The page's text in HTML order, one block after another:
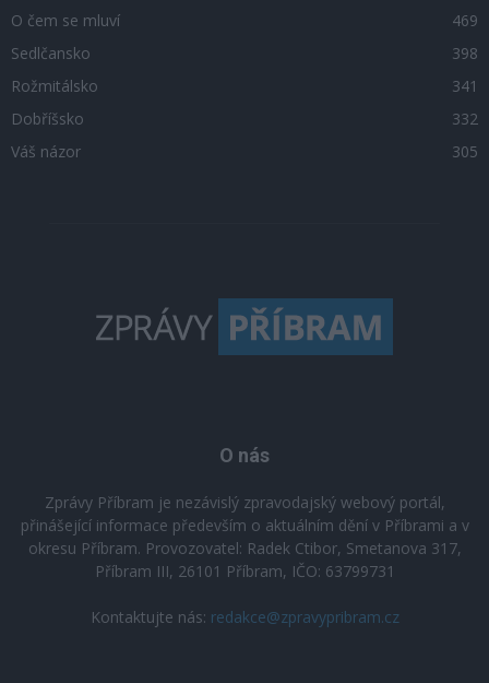
O čem se mluví
469
Sedlčansko
398
Rožmitálsko
341
Dobříšsko
332
Váš názor
305
O nás
Zprávy Příbram je nezávislý zpravodajský webový portál,
přinášející informace především o aktuálním dění v Příbrami a v
okresu Příbram. Provozovatel: Radek Ctibor, Smetanova 317,
Příbram III, 26101 Příbram, IČO: 63799731
Kontaktujte nás: redakce@zpravypribram.cz